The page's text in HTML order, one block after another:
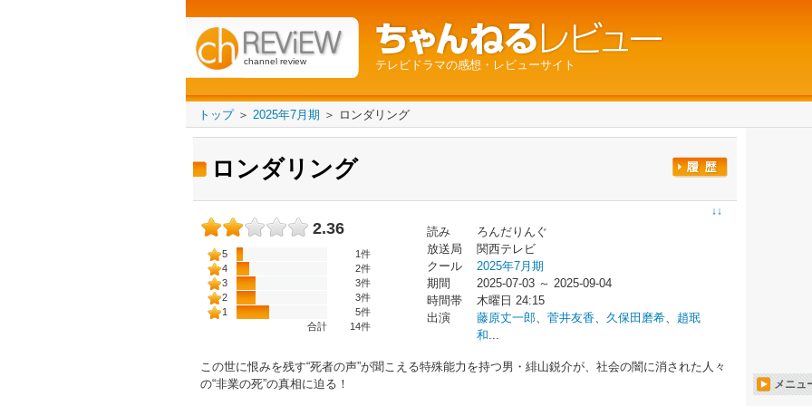
channel review テレビドラマの感想・レビューサイト
トップ＞ 2025年7月期 ＞ ロンダリング
ロンダリング
↓↓
2.36
5
1件
4
2件
3
3件
2
3件
1
5件
合計
14件
読み
ろんだりんぐ
放送局
関西テレビ
クール
2025年7月期
期間
2025-07-03 ～ 2025-09-04
時間帯
木曜日 24:15
出演
藤原丈一郎、 菅井友香、 久保田磨希、 趙珉
和...
この世に恨みを残す“死者の声”が聞こえる特殊能力を持つ男・緋山鋭介が、社会の闇に消された人々
の“非業の死”の真相に迫る！
メニュ